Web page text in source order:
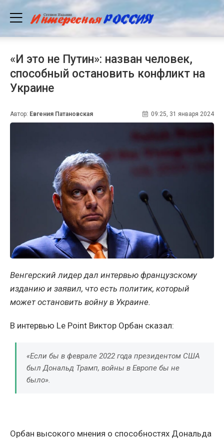
«И это не Путин»: назван человек,
способный остановить конфликт на
Украине
Автор: Евгения Патановская 09:25, 31 января 2024
Венгерский лидер дал интервью французскому
изданию и заявил, что есть политик, который
может остановить войну в Украине.
В интервью Le Point Виктор Орбан сказал:
«Если бы в феврале 2022 года президентом США
был Дональд Трамп, войны в Европе бы не
было».
Орбан высокого мнения о способностях Дональда